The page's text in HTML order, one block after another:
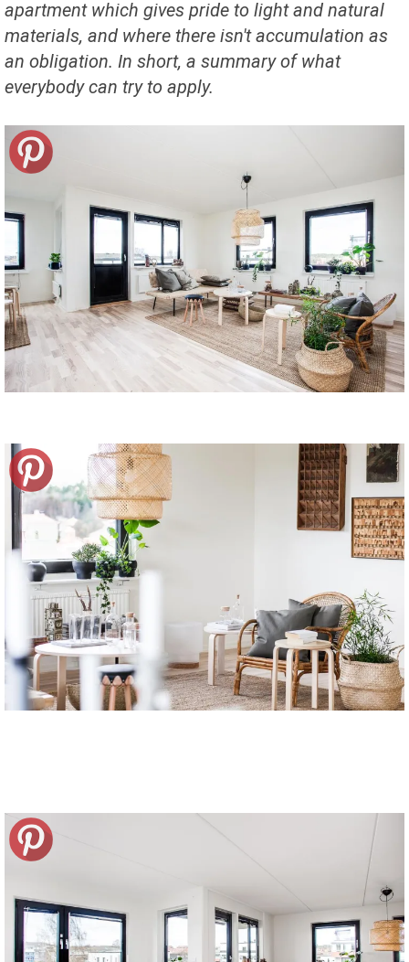
apartment which gives pride to light and natural
materials, and where there isn't accumulation as
an obligation. In short, a summary of what
everybody can try to apply.